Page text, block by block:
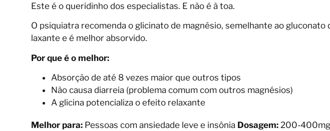
Este é o queridinho dos especialistas. E não é à toa.
O psiquiatra recomenda o glicinato de magnésio, semelhante ao
laxante e é melhor absorvido.
Por que é o melhor:
Absorção de até 8 vezes maior que outros tipos
Não causa diarreia (problema comum com outros magnésios)
A glicina potencializa o efeito relaxante
Melhor para: Pessoas com ansiedade leve e insônia Dosagem: 200-